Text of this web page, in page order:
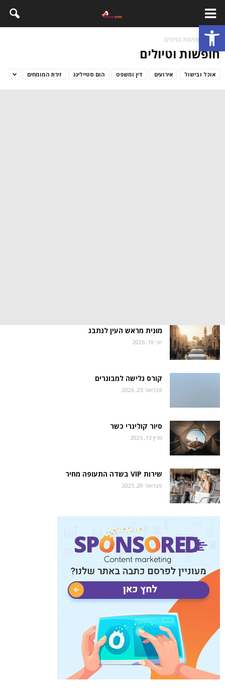
פתח סרגל נגישות
בית חופשות וטיולים
חופשות וטיולים
אוכל ובישול אירועים דין ומשפט הום סטיילינג זירת המומחים
מונית מראש העין לנתבג
יוני 10, 2026
קורס גלישה למבוגרים
פברואר 23, 2026
סיור קולינרי כשר
מרץ 13, 2025
שירות VIP בשדה התעופה מחיר
פברואר 20, 2025